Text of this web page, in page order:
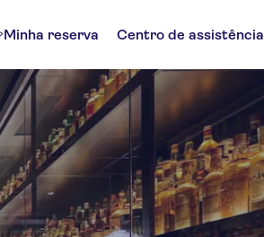
Minha reserva Centro de assistência